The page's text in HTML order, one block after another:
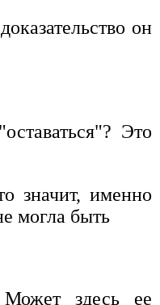
он
Это
значит, именно
могла быть
здесь ее